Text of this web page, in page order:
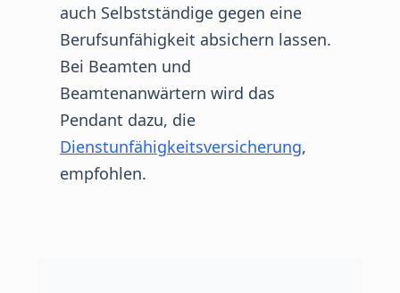
auch Selbstständige gegen eine
Berufsunfähigkeit absichern lassen.
Bei Beamten und
Beamtenanwärtern wird das
Pendant dazu, die
Dienstunfähigkeitsversicherung,
empfohlen.